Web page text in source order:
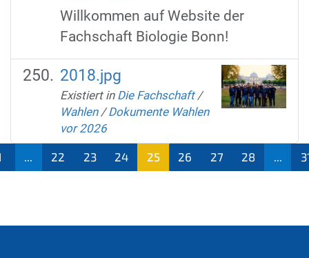
Willkommen auf Website der
Fachschaft Biologie Bonn!
2018.jpg
Existiert in Die Fachschaft /
Wahlen /Dokumente Wahlen
vor 2026
... 22 23 24
25
26 27 28 ...